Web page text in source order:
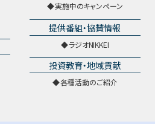
実施中のキャンペーン
提供番組・協賛情報
ラジオNIKKEI
投資教育・地域貢献
各種活動のご紹介